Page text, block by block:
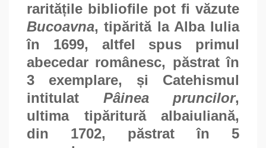
raritățile bibliofile pot fi văzute
Bucoavna, tipărită la Alba Iulia
în 1699, altfel spus primul
abecedar românesc, păstrat în
3 exemplare, și Catehismul
intitulat Pâinea pruncilor,
ultima tipăritură albaiuliană,
din 1702, păstrat în 5